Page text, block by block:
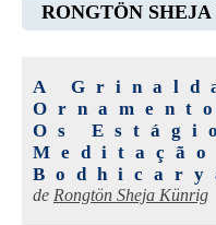
RONGTÖN
A
Os
Meditação
de Rongtön Sheja Künrig